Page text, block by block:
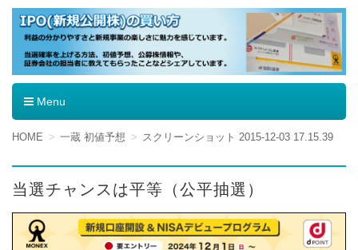
IPO（新規公開株）の買い方
Menu
コ
テ
ン
ツ
へ
移
動
HOME 一蔵 初値予想 スクリーンショット 2015-12-03 17.15.39
当選チャンスは平等（公平抽選）